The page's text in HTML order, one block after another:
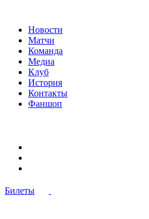
Новости
Матчи
Команда
Медиа
Клуб
История
Контакты
Фаншоп
Билеты